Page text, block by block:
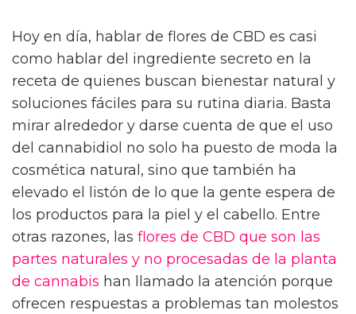
Hoy en día, hablar de flores de CBD es casi
como hablar del ingrediente secreto en la
receta de quienes buscan bienestar natural y
soluciones fáciles para su rutina diaria. Basta
mirar alrededor y darse cuenta de que el uso
del cannabidiol no solo ha puesto de moda la
cosmética natural, sino que también ha
elevado el listón de lo que la gente espera de
los productos para la piel y el cabello. Entre
otras razones, las flores de CBD que son las
partes naturales y no procesadas de la planta
de cannabis han llamado la atención porque
ofrecen respuestas a problemas tan molestos